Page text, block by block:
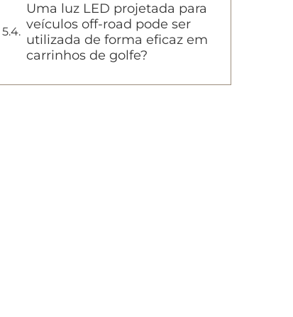
Uma luz LED projetada para
veículos off-road pode ser
utilizada de forma eficaz em
carrinhos de golfe?